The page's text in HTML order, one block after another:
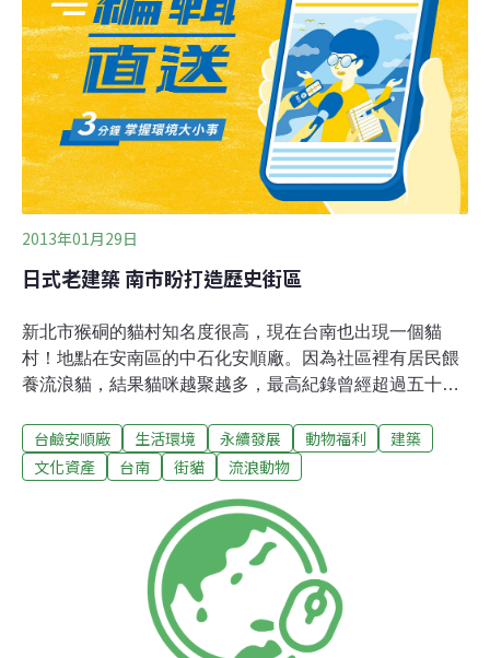
公處為單位，成為TCCP實施里之一，又作為街貓乾淨照
護站的示範里，能為動物友善城市盡力是份光榮，恆安里
在保護街貓的路上不會缺席。
2013年01月29日
日式老建築 南市盼打造歷史街區
新北市猴硐的貓村知名度很高，現在台南也出現一個貓
村！地點在安南區的中石化安順廠。因為社區裡有居民餵
養流浪貓，結果貓咪越聚越多，最高紀錄曾經超過五十
少日式老建築，台南市文化局也準備跟中石化溝通、把這
裡打造成「歷史街區」，保留下來。正在做日光浴的貓
拍照拍個夠。位在台南市安南區的中石化台鹼安順廠員工
宿舍，近幾年老員工逐漸凋零，空屋吸引不少流浪貓來棲
身。居民不忍貓咪餓肚子，主動準備飼料來餵食，結果最
高紀錄曾經聚集超過50隻貓咪，成為愛貓人士在網路上口
耳相傳的台南貓村。整個宿舍區占地約有9公頃，不少建
築還保留完整的日式木門和庭院格局。不過中石化曾經以
台鹼安順廠 生活環境 永續發展 動物福利
建築
文化資產
台南 街貓 流浪動物